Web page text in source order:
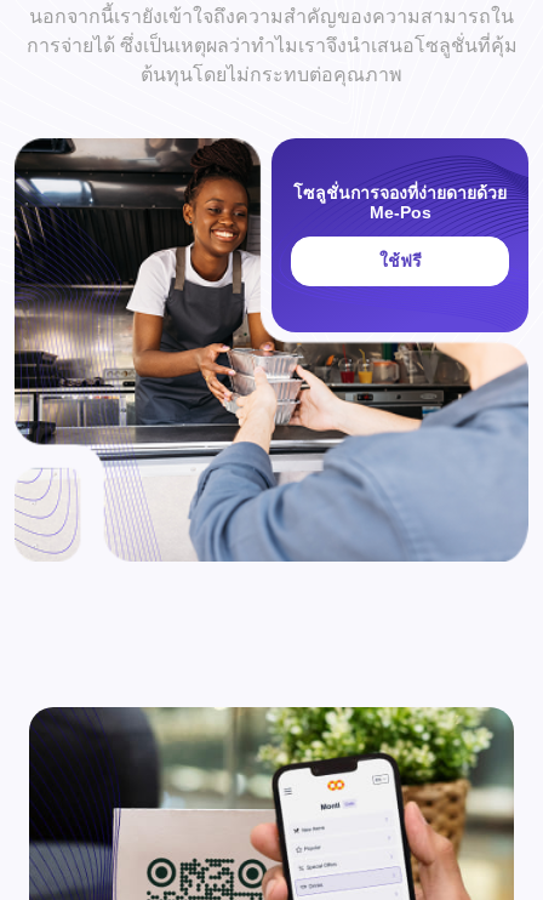
นอกจากนี้เรายังเข้าใจถึงความสำคัญของความสามารถใน
การจ่ายได้ ซึ่งเป็นเหตุผลว่าทำไมเราจึงนำเสนอโซลูชั่นที่คุ้ม
ต้นทุนโดยไม่กระทบต่อคุณภาพ
โซลูชั่นการจองที่ง่ายดายด้วย
Me-Pos
ใช้ฟรี